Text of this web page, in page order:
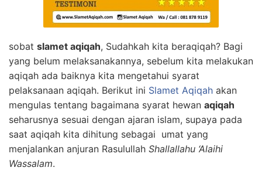
sobat slamet aqiqah, Sudahkah kita beraqiqah? Bagi
yang belum melaksanakannya, sebelum kita melakukan
aqiqah ada baiknya kita mengetahui syarat
pelaksanaan aqiqah. Berikut ini Slamet Aqiqah akan
mengulas tentang bagaimana syarat hewan aqiqah
seharusnya sesuai dengan ajaran islam, supaya pada
saat aqiqah kita dihitung sebagai umat yang
menjalankan anjuran Rasulullah Shallallahu ‘Alaihi
Wassalam.